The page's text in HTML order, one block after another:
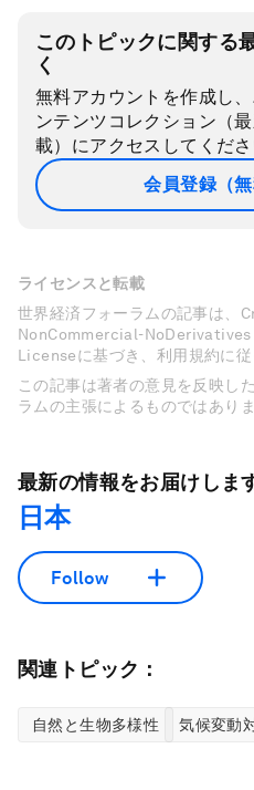
このトピックに関する
く
無料アカウントを作成し
ンテンツコレクション（
載）にアクセスしてくださ
会員登録（無
ライセンスと転載
世界経済フォーラムの記事は
NonCommercial-
Licenseに基づき、利用規約に従
この記事は著者の意見を反映し
ラムの主張によるものではありま
最新の情報をお届けしま
日本
Follow
関連トピック：
自然と生物多様性 気候変動